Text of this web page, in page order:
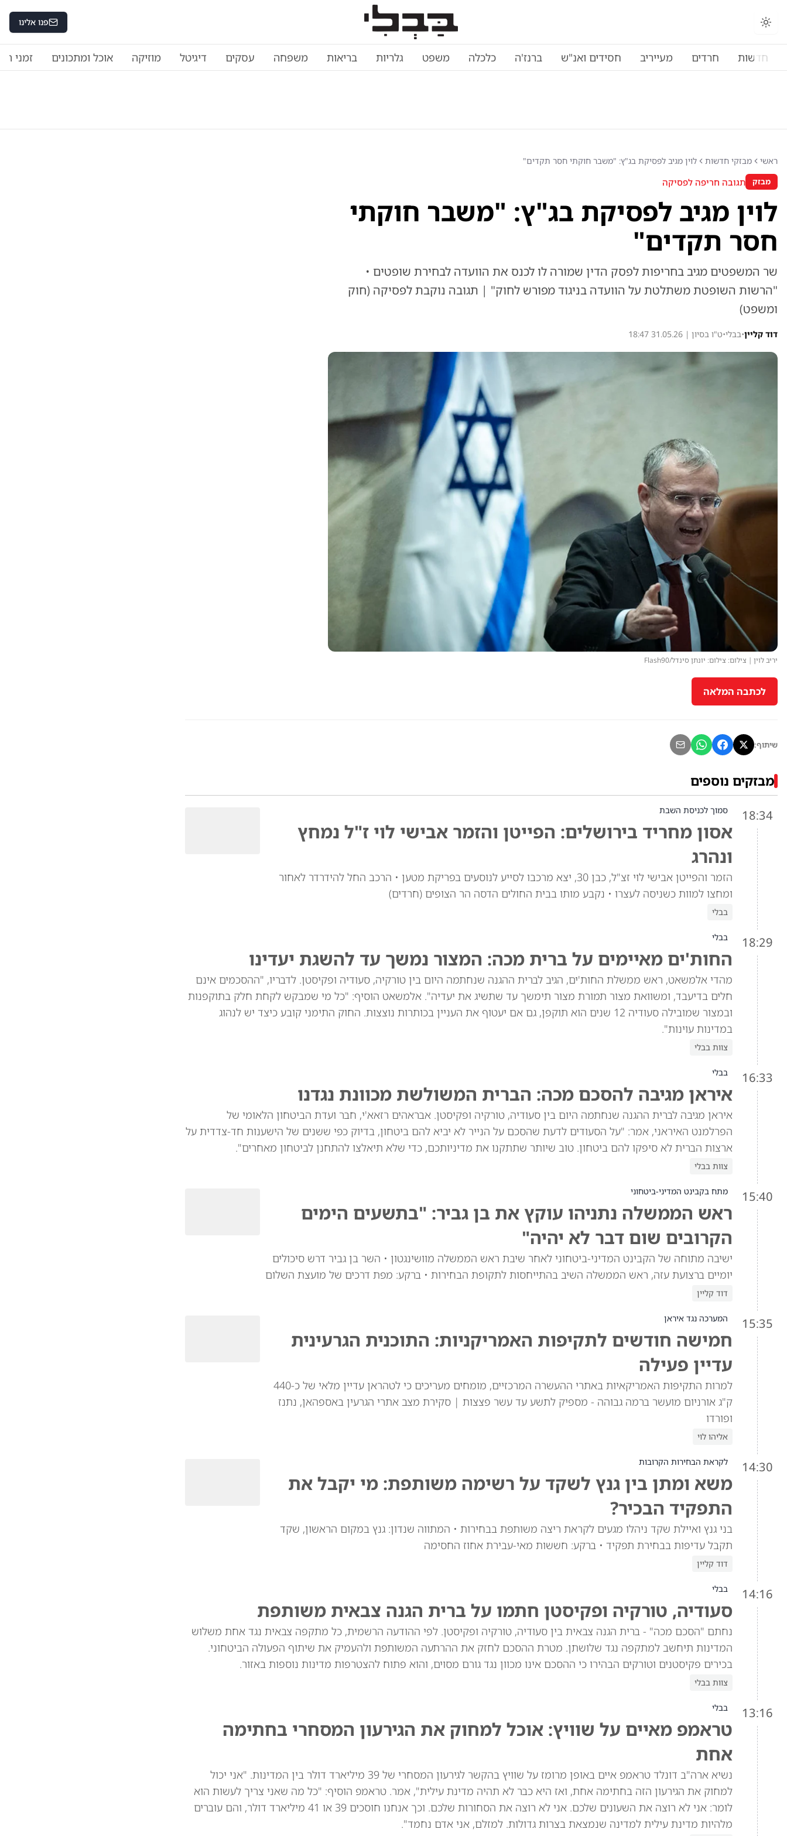
פנו אלינו
חדשות חרדים מעייריב חסידים ואנ"ש ברנז'ה כלכלה משפט גלריות בריאות משפחה עסקים דיגיטל מוזיקה אוכל ומתכונים זמני
ראשי מבזקי חדשות לוין מגיב לפסיקת בג"ץ: "משבר חוקתי חסר תקדים"
מבזק תגובה חריפה לפסיקה
לוין מגיב לפסיקת בג"ץ: "משבר חוקתי
חסר תקדים"
שר המשפטים מגיב בחריפות לפסק הדין שמורה לו לכנס את הוועדה לבחירת שופטים •
"הרשות השופטת משתלטת על הוועדה בניגוד מפורש לחוק" | תגובה נוקבת לפסיקה (חוק
ומשפט)
דוד קליין•בבלי•ט"ו בסיון | 31.05.26 18:47
יריב לוין | צילום: צילום: יונתן סינדל/Flash90
לכתבה המלאה
שיתוף:
מבזקים נוספים
18:34 סמוך לכניסת השבת
אסון מחריד בירושלים: הפייטן והזמר אבישי לוי ז"ל נמחץ
ונהרג
הזמר והפייטן אבישי לוי זצ"ל, כבן 30, יצא מרכבו לסייע לנוסעים בפריקת מטען • הרכב החל להידרדר לאחור
ומחצו למוות כשניסה לעצרו • נקבע מותו בבית החולים הדסה הר הצופים (חרדים)
בבלי
18:29 בבלי
החות'ים מאיימים על ברית מכה: המצור נמשך עד להשגת יעדינו
מהדי אלמשאט, ראש ממשלת החות'ים, הגיב לברית ההגנה שנחתמה היום בין טורקיה, סעודיה ופקיסטן. לדבריו, "ההסכמים אינם
חלים בדיעבד, ומשוואת מצור תמורת מצור תימשך עד שתשיג את יעדיה". אלמשאט הוסיף: "כל מי שמבקש לקחת חלק בתוקפנות
ובמצור שמובילה סעודיה 12 שנים הוא תוקפן, גם אם יעטוף את העניין בכותרות נוצצות. החוק התימני קובע כיצד יש לנהוג
במדינות עוינות".
צוות בבלי
16:33 בבלי
איראן מגיבה להסכם מכה: הברית המשולשת מכוונת נגדנו
איראן מגיבה לברית ההגנה שנחתמה היום בין סעודיה, טורקיה ופקיסטן. אבראהים רזאא'י, חבר ועדת הביטחון הלאומי של
הפרלמנט האיראני, אמר: "על הסעודים לדעת שהסכם על הנייר לא יביא להם ביטחון, בדיוק כפי ששנים של הישענות חד-צדדית על
ארצות הברית לא סיפקו להם ביטחון. טוב שיותר שתתקנו את מדיניותכם, כדי שלא תיאלצו להתחנן לביטחון מאחרים".
צוות בבלי
15:40 מתח בקבינט המדיני-ביטחוני
ראש הממשלה נתניהו עוקץ את בן גביר: "בתשעים הימים
הקרובים שום דבר לא יהיה"
ישיבה מתוחה של הקבינט המדיני-ביטחוני לאחר שיבת ראש הממשלה מוושינגטון • השר בן גביר דרש סיכולים
יומיים ברצועת עזה, ראש הממשלה השיב בהתייחסות לתקופת הבחירות • ברקע: מפת דרכים של מועצת השלום
דוד קליין
15:35 המערכה נגד איראן
חמישה חודשים לתקיפות האמריקניות: התוכנית הגרעינית
עדיין פעילה
למרות התקיפות האמריקאיות באתרי ההעשרה המרכזיים, מומחים מעריכים כי לטהראן עדיין מלאי של כ-440
ק"ג אורניום מועשר ברמה גבוהה - מספיק לתשע עד עשר פצצות | סקירת מצב אתרי הגרעין באספהאן, נתנז
ופורדו
אליהו לוי
14:30 לקראת הבחירות הקרובות
משא ומתן בין גנץ לשקד על רשימה משותפת: מי יקבל את
התפקיד הבכיר?
בני גנץ ואיילת שקד ניהלו מגעים לקראת ריצה משותפת בבחירות • המתווה שנדון: גנץ במקום הראשון, שקד
תקבל עדיפות בבחירת תפקיד • ברקע: חששות מאי-עבירת אחוז החסימה
דוד קליין
14:16 בבלי
סעודיה, טורקיה ופקיסטן חתמו על ברית הגנה צבאית משותפת
נחתם "הסכם מכה" - ברית הגנה צבאית בין סעודיה, טורקיה ופקיסטן. לפי ההודעה הרשמית, כל מתקפה צבאית נגד אחת משלוש
המדינות תיחשב למתקפה נגד שלושתן. מטרת ההסכם לחזק את ההרתעה המשותפת ולהעמיק את שיתוף הפעולה הביטחוני.
בכירים פקיסטנים וטורקים הבהירו כי ההסכם אינו מכוון נגד גורם מסוים, והוא פתוח להצטרפות מדינות נוספות באזור.
צוות בבלי
13:16 בבלי
טראמפ מאיים על שוויץ: אוכל למחוק את הגירעון המסחרי בחתימה
אחת
נשיא ארה"ב דונלד טראמפ איים באופן מרומז על שוויץ בהקשר לגירעון המסחרי של 39 מיליארד דולר בין המדינות. "אני יכול
למחוק את הגירעון הזה בחתימה אחת, ואז היא כבר לא תהיה מדינת עילית", אמר. טראמפ הוסיף: "כל מה שאני צריך לעשות הוא
לומר: אני לא רוצה את השעונים שלכם. אני לא רוצה את הסחורות שלכם. וכך אנחנו חוסכים 39 או 41 מיליארד דולר, והם עוברים
מלהיות מדינת עילית למדינה שנמצאת בצרות גדולות. למזלם, אני אדם נחמד".